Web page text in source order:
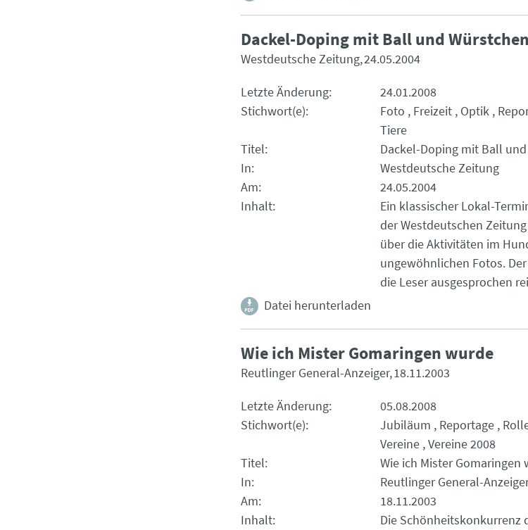
Dackel-Doping mit Ball und Würstchen
Westdeutsche Zeitung 24.05.2004
Letzte Änderung
24.01.2008
Stichwort(e)
Foto Freizeit Optik
Tiere
Titel
Dackel-Doping mit Ball
In
Westdeutsche Zeitung
Am
24.05.2004
Inhalt
Ein klassischer Lokal-
der Westdeutschen
über die Aktivitäten im
ungewöhnlichen Fotos.
die Leser ausgesprochen
Datei herunterladen
Wie ich Mister Gomaringen wurde
Reutlinger General-Anzeiger 18.11.2003
Letzte Änderung
05.08.2008
Stichwort(e)
Jubiläum Reportage
Vereine Vereine 2008
Titel
Wie ich Mister Gomaringen
In
Reutlinger General-
Am
18.11.2003
Inhalt
Die Schönheitskonkurrenz